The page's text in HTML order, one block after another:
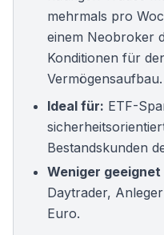
mehrmals pro
einem Neobroker
Konditionen für
Vermögensaufbau.
Ideal für: ETF-
Bestandskunden
Weniger
Daytrader,
Euro.